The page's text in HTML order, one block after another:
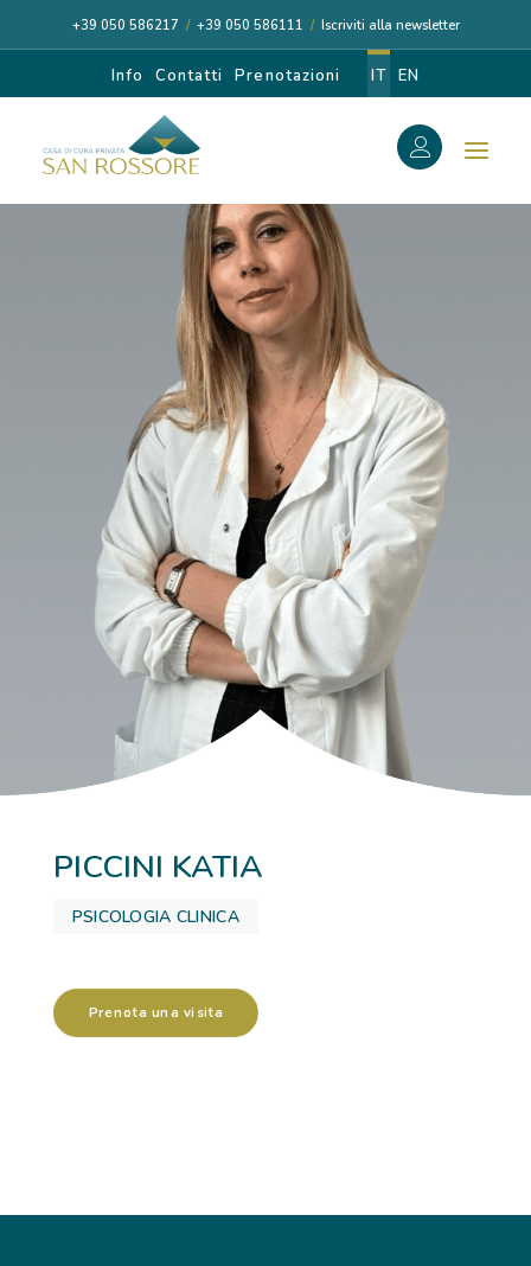
+39 050 586217 / +39 050 586111 / Iscriviti alla newsletter
Info Contatti Prenotazioni IT EN
CASA DI CURA
I NOSTRI MEDICI
DIAGNOSI E CURA
RICOVERI
PATOLOGIE
FORMAZIONE
PICCINI KATIA
PSICOLOGIA CLINICA
Prenota una visita